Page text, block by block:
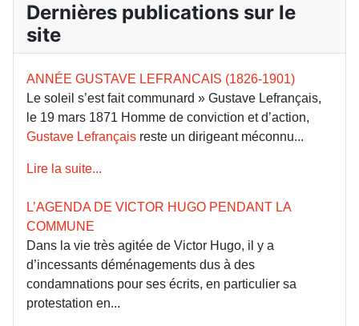
Dernières publications sur le
site
ANNÉE GUSTAVE LEFRANCAIS (1826-1901)
Le soleil s’est fait communard » Gustave Lefrançais,
le 19 mars 1871 Homme de conviction et d’action,
Gustave Lefrançais reste un dirigeant méconnu...
Lire la suite...
L’AGENDA DE VICTOR HUGO PENDANT LA
COMMUNE
Dans la vie très agitée de Victor Hugo, il y a
d’incessants déménagements dus à des
condamnations pour ses écrits, en particulier sa
protestation en...